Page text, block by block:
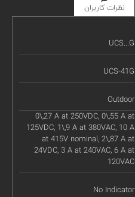
نظرات کاربران
UCS...G
UCS-41G
Outdoor
0\,27 A at 250VDC, 0\,55 A at
125VDC, 1\,9 A at 380VAC, 10 A
at 415V nominal, 2\,87 A at
24VDC, 3 A at 240VAC, 6 A at
120VAC
No Indicator